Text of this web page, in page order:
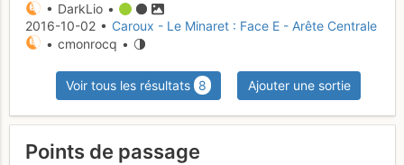
• DarkLio •
2016-10-02 • Caroux - Le Minaret : Face E - Arête Centrale
• cmonrocq •
Voir tous les résultats 8 Ajouter une sortie
Points de passage